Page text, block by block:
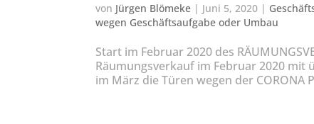
von Jürgen Blömeke | Juni 5, 2020 |
wegen Geschäftsaufgabe oder Umbau
Start im Februar 2020 des
Räumungsverkauf im Februar 2020
im März die Türen wegen der CORONA